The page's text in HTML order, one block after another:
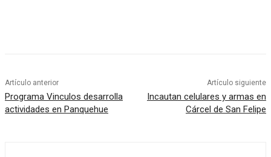
Artículo anterior
Programa Vinculos desarrolla
actividades en Panquehue
Artículo siguiente
Incautan celulares y armas en
Cárcel de San Felipe